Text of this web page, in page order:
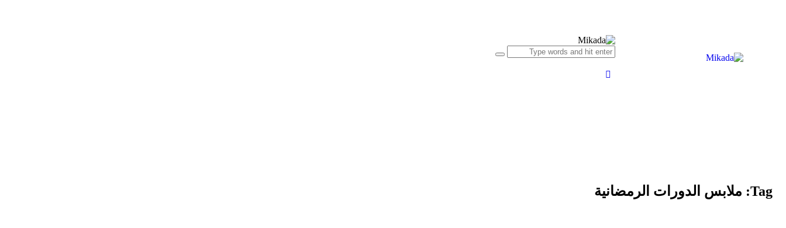
Tag: ملابس الدورات الرمضانية